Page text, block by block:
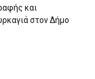
και
στον Δήμο